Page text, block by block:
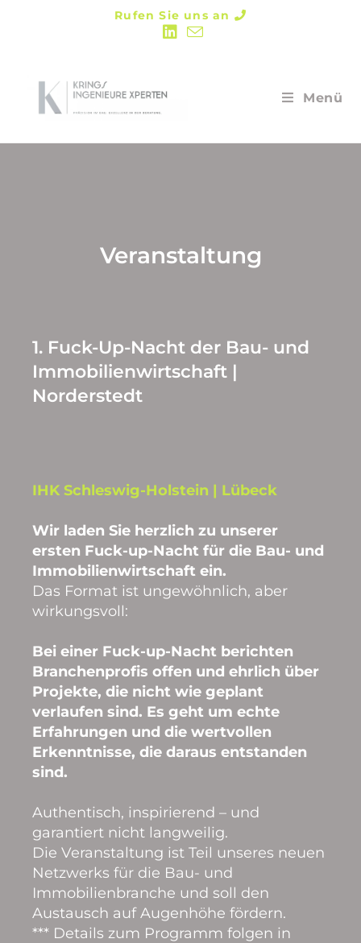
Rufen Sie uns an
Menü
Veranstaltung
1. Fuck-Up-Nacht der Bau- und
Immobilienwirtschaft |
Norderstedt
IHK Schleswig-Holstein | Lübeck
Wir laden Sie herzlich zu unserer
ersten Fuck-up-Nacht für die Bau- und
Immobilienwirtschaft ein.
Das Format ist ungewöhnlich, aber
wirkungsvoll:
Bei einer Fuck-up-Nacht berichten
Branchenprofis offen und ehrlich über
Projekte, die nicht wie geplant
verlaufen sind. Es geht um echte
Erfahrungen und die wertvollen
Erkenntnisse, die daraus entstanden
sind.
Authentisch, inspirierend – und
garantiert nicht langweilig.
Die Veranstaltung ist Teil unseres neuen
Netzwerks für die Bau- und
Immobilienbranche und soll den
Austausch auf Augenhöhe fördern.
*** Details zum Programm folgen in